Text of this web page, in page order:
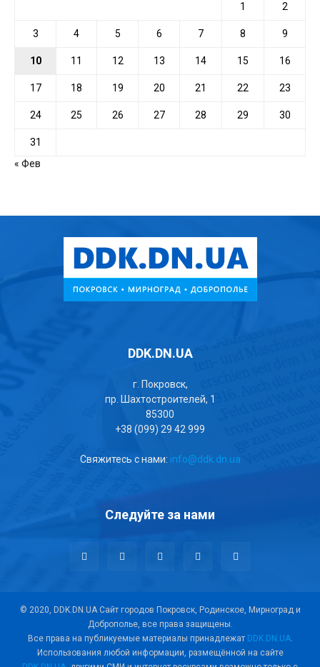
1 2
3 4 5 6 7 8 9
10 11 12 13 14 15 16
17 18 19 20 21 22 23
24 25 26 27 28 29 30
31
« Фев
DDK.DN.UA
г. Покровск,
пр. Шахтостроителей, 1
85300
+38 (099) 29 42 999
Свяжитесь с нами: info@ddk.dn.ua
Следуйте за нами
© 2020, DDK.DN.UA Сайт городов Покровск, Родинское, Мирноград и
Доброполье, все права защищены.
Все права на публикуемые материалы принадлежат DDK.DN.UA.
Использования любой информации, размещённой на сайте